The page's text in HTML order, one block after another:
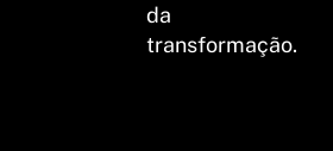
da
transformação.